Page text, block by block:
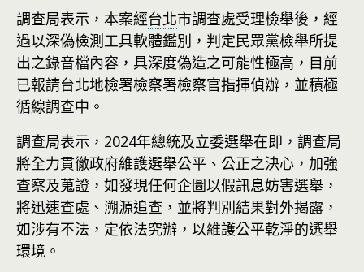
調查局表示，本案經台北市調查處受理檢舉後，經
過以深偽檢測工具軟體鑑別，判定民眾黨檢舉所提
出之錄音檔內容，具深度偽造之可能性極高，目前
已報請台北地檢署檢察署檢察官指揮偵辦，並積極
循線調查中。
調查局表示，2024年總統及立委選舉在即，調查局
將全力貫徹政府維護選舉公平、公正之決心，加強
查察及蒐證，如發現任何企圖以假訊息妨害選舉，
將迅速查處、溯源追查，並將判別結果對外揭露，
如涉有不法，定依法究辦，以維護公平乾淨的選舉
環境。